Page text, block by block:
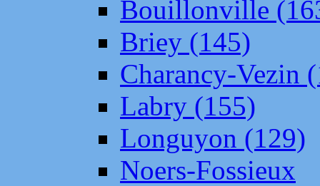
Bouillonville
Briey (145)
Charancy-Vezin
Labry (155)
Longuyon (129)
Noers-Fossieux